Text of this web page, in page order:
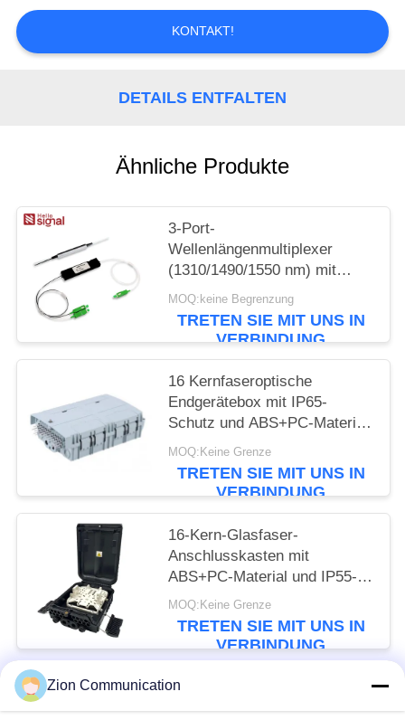
KONTAKT!
DETAILS ENTFALTEN
Ähnliche Produkte
3-Port-
Wellenlängenmultiplexer
(1310/1490/1550 nm) mit
Filter, geringer
Einfügedämpfung, hoher
Kanaltrennung und
Pfad
MOQ:keine Begrenzung
TRETEN SIE MIT UNS IN
VERBINDUNG
16 Kernfaseroptische
Endgerätebox mit IP65-
Schutz und ABS+PC-Material
für sicheres
Fasermanagement
MOQ:Keine Grenze
TRETEN SIE MIT UNS IN
VERBINDUNG
16-Kern-Glasfaser-
Anschlusskasten mit
ABS+PC-Material und IP55-
Schutz für Fttx-Netzwerk
MOQ:Keine Grenze
TRETEN SIE MIT UNS IN
VERBINDUNG
Beliebte Kategorien
Zion Communication